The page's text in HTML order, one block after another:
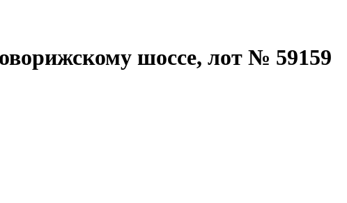
шоссе, лот № 59159